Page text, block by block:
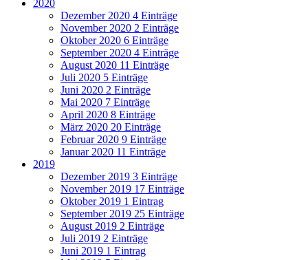
2020
Dezember 2020 4 Einträge
November 2020 2 Einträge
Oktober 2020 6 Einträge
September 2020 4 Einträge
August 2020 11 Einträge
Juli 2020 5 Einträge
Juni 2020 2 Einträge
Mai 2020 7 Einträge
April 2020 8 Einträge
März 2020 20 Einträge
Februar 2020 9 Einträge
Januar 2020 11 Einträge
2019
Dezember 2019 3 Einträge
November 2019 17 Einträge
Oktober 2019 1 Eintrag
September 2019 25 Einträge
August 2019 2 Einträge
Juli 2019 2 Einträge
Juni 2019 1 Eintrag